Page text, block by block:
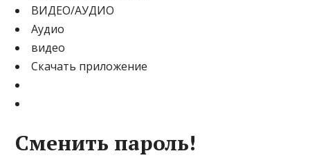
ВИДЕО/АУДИО
Аудио
видео
Скачать приложение
Сменить пароль!